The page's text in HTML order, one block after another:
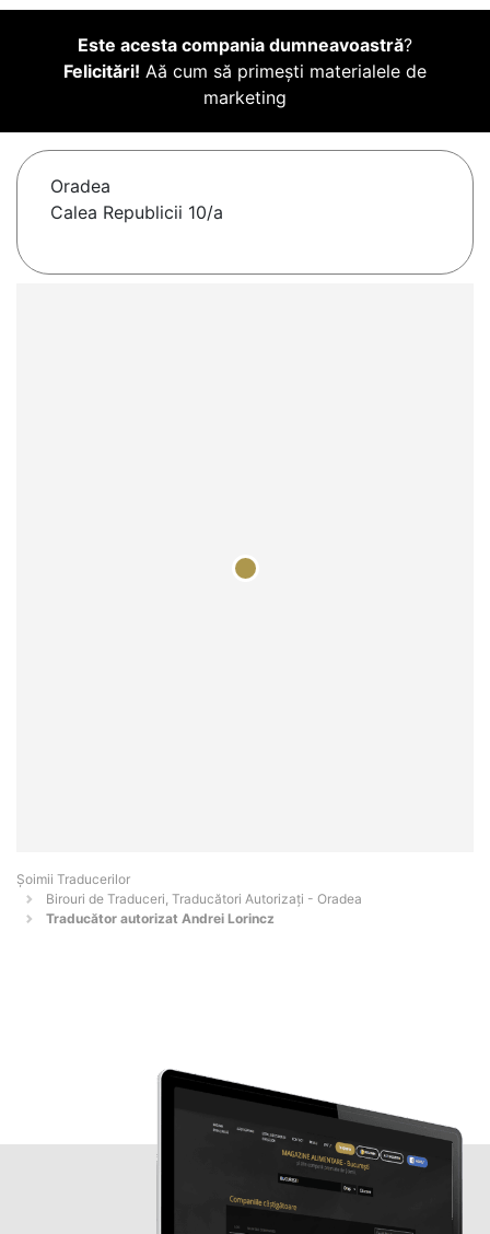
Este acesta compania dumneavoastră?
Felicitări! Aă cum să primești materialele de
marketing
Oradea
Calea Republicii 10/a
Șoimii Traducerilor
Birouri de Traduceri, Traducători Autorizați - Oradea
Traducător autorizat Andrei Lorincz